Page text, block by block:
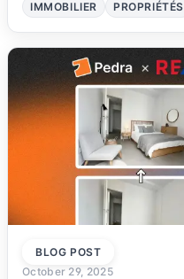
IMMOBILIER PROPRIÉTÉS
BLOG POST
October 29, 2025